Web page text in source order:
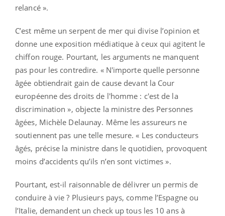
relancé ».
C’est même un serpent de mer qui divise l’opinion et
donne une exposition médiatique à ceux qui agitent le
chiffon rouge. Pourtant, les arguments ne manquent
pas pour les contredire. « N'importe quelle personne
âgée obtiendrait gain de cause devant la Cour
européenne des droits de l'homme : c'est de la
discrimination », objecte la ministre des Personnes
âgées, Michèle Delaunay. Même les assureurs ne
soutiennent pas une telle mesure. « Les conducteurs
âgés, précise la ministre dans le quotidien, provoquent
moins d’accidents qu’ils n’en sont victimes ».
Pourtant, est-il raisonnable de délivrer un permis de
conduire à vie ? Plusieurs pays, comme l’Espagne ou
l’Italie, demandent un check up tous les 10 ans à